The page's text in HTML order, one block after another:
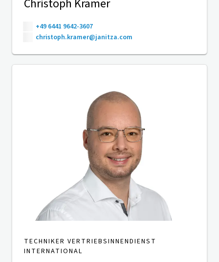
Christoph Kramer
+49 6441 9642-3607
christoph.kramer@janitza.com
TECHNIKER VERTRIEBSINNENDIENST
INTERNATIONAL